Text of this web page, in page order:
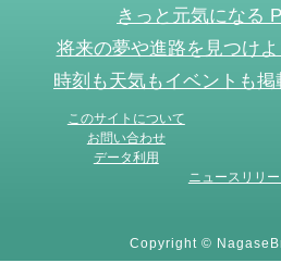
きっと元気になる
将来の夢や進路を見つけ
時刻も天気もイベントも
このサイトについて
お問い合わせ
データ利用
ニュースリリ
Copyright ©